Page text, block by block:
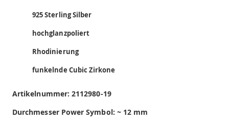
925 Sterling Silber
hochglanzpoliert
Rhodinierung
funkelnde Cubic Zirkone
Artikelnummer:2112980-19
Durchmesser Power Symbol: ~ 12 mm